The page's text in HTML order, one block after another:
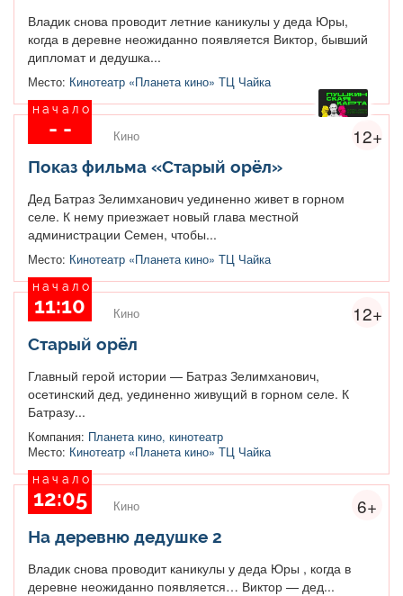
Владик снова проводит летние каникулы у деда Юры,
когда в деревне неожиданно появляется Виктор, бывший
дипломат и дедушка...
Место: Кинотеатр «Планета кино» ТЦ Чайка
12+
начало
- - Кино
Показ фильма «Старый орёл»
Дед Батраз Зелимханович уединенно живет в горном
селе. К нему приезжает новый глава местной
администрации Семен, чтобы...
Место: Кинотеатр «Планета кино» ТЦ Чайка
12+
начало
11:10 Кино
Старый орёл
Главный герой истории — Батраз Зелимханович,
осетинский дед, уединенно живущий в горном селе. К
Батразу...
Компания: Планета кино, кинотеатр
Место: Кинотеатр «Планета кино» ТЦ Чайка
6+
начало
12:05 Кино
На деревню дедушке 2
Владик снова проводит каникулы у деда Юры , когда в
деревне неожиданно появляется… Виктор — дед...